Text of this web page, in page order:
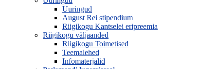
Uuringud
August Rei stipendium
Riigikogu Kantselei eripreemia
Riigikogu väljaanded
Riigikogu Toimetised
Teemalehed
Infomaterjalid